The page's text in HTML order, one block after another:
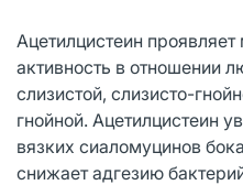
Ацетилцистеин
активность в отношении
слизистой, слизисто-
гнойной. Ацетилцистеин
вязких сиаломуцинов
снижает адгезию